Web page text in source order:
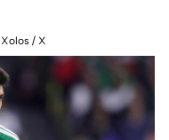
/ X